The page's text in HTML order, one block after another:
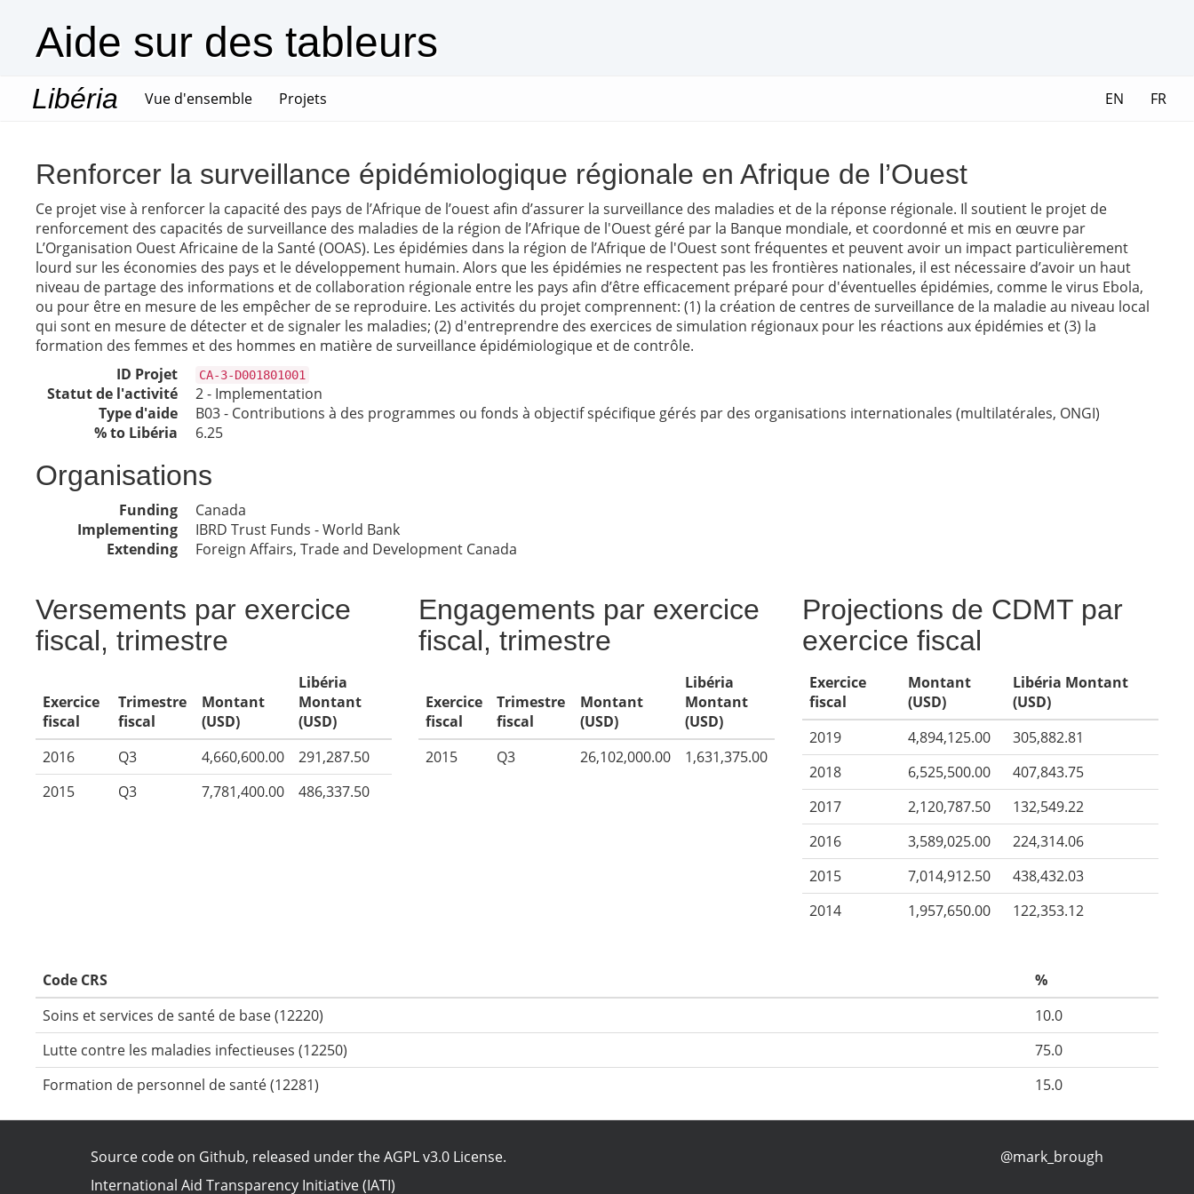
Aide sur des tableurs
Libéria Vue d'ensemble(current)
Projets EN FR
Renforcer la surveillance épidémiologique régionale en Afrique de l’Ouest
Ce projet vise à renforcer la capacité des pays de l’Afrique de l’ouest afin d’assurer la surveillance des maladies et de la réponse régionale. Il soutient le projet de
renforcement des capacités de surveillance des maladies de la région de l’Afrique de l'Ouest géré par la Banque mondiale, et coordonné et mis en œuvre par
L’Organisation Ouest Africaine de la Santé (OOAS). Les épidémies dans la région de l’Afrique de l'Ouest sont fréquentes et peuvent avoir un impact particulièrement
lourd sur les économies des pays et le développement humain. Alors que les épidémies ne respectent pas les frontières nationales, il est nécessaire d’avoir un haut
niveau de partage des informations et de collaboration régionale entre les pays afin d’être efficacement préparé pour d'éventuelles épidémies, comme le virus Ebola,
ou pour être en mesure de les empêcher de se reproduire. Les activités du projet comprennent: (1) la création de centres de surveillance de la maladie au niveau local
qui sont en mesure de détecter et de signaler les maladies; (2) d'entreprendre des exercices de simulation régionaux pour les réactions aux épidémies et (3) la
formation des femmes et des hommes en matière de surveillance épidémiologique et de contrôle.
ID Projet
CA-3-D001801001
Statut de l'activité
2 - Implementation
Type d'aide
B03 - Contributions à des programmes ou fonds à objectif spécifique gérés par des organisations internationales (multilatérales, ONGI)
% to Libéria
6.25
Organisations
Funding
Canada
Implementing
IBRD Trust Funds - World Bank
Extending
Foreign Affairs, Trade and Development Canada
Versements par exercice
fiscal, trimestre
Exercice
fiscal
Trimestre
fiscal
Montant
(USD)
Libéria
Montant
(USD)
2016
Q3 4,660,600.00
291,287.50
2015
Q3 7,781,400.00 486,337.50
Engagements par exercice
fiscal, trimestre
Exercice
fiscal
Trimestre
fiscal
Montant
(USD)
Libéria
Montant
(USD)
2015
Q3 26,102,000.00 1,631,375.00
Projections de CDMT par
exercice fiscal
Exercice
fiscal
Montant
(USD)
Libéria Montant
(USD)
2019
4,894,125.00
305,882.81
2018
6,525,500.00
407,843.75
2017
2,120,787.50
132,549.22
2016
3,589,025.00
224,314.06
2015
7,014,912.50
438,432.03
2014
1,957,650.00 122,353.12
Code CRS
%
Soins et services de santé de base (12220)
10.0
Lutte contre les maladies infectieuses (12250)
75.0
Formation de personnel de santé (12281)
15.0
Source code on Github, released under theAGPL v3.0 License.
International Aid Transparency Initiative (IATI)
@mark_brough